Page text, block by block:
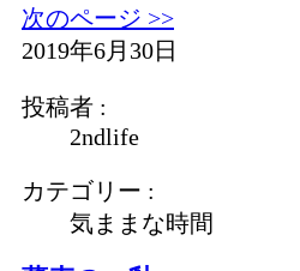
次のページ >>
2019年6月30日
投稿者 :
2ndlife
カテゴリー :
気ままな時間